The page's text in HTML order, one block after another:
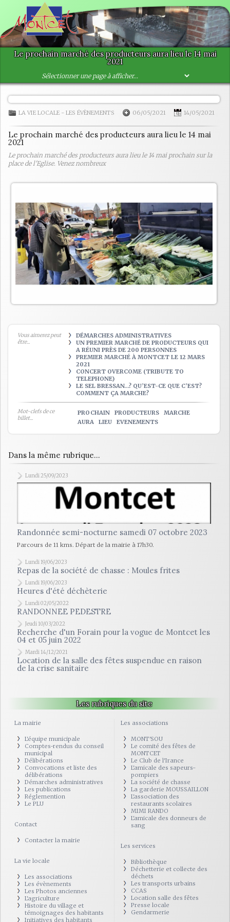
Le prochain marché des producteurs aura lieu le 14 mai
2021
LA VIE LOCALE - LES ÉVÈNEMENTS 06/05/2021 14/05/2021
Le prochain marché des producteurs aura lieu le 14 mai
2021
Le prochain marché des producteurs aura lieu le 14 mai prochain sur la
place de l'Eglise. Venez nombreux
Vous aimerez peut
être...
DÉMARCHES ADMINISTRATIVES
UN PREMIER MARCHÉ DE PRODUCTEURS QUI
A RÉUNI PRÈS DE 200 PERSONNES
PREMIER MARCHÉ À MONTCET LE 12 MARS
2021
CONCERT OVERCOME (TRIBUTE TO
TELEPHONE)
LE SEL BRESSAN…? QU’EST-CE QUE C’EST?
COMMENT ÇA MARCHE?
Mot-clefs de ce
billet...
PROCHAIN PRODUCTEURS
MARCHE
AURA
LIEU EVENEMENTS
Dans la même rubrique...
Lundi 25/09/2023
Randonnée semi-nocturne samedi 07 octobre 2023
Parcours de 11 kms. Départ de la mairie à 17h30.
Lundi 19/06/2023
Repas de la société de chasse : Moules frites
Lundi 19/06/2023
Heures d'été déchèterie
Lundi 02/05/2022
RANDONNEE PEDESTRE
Jeudi 10/03/2022
Recherche d'un Forain pour la vogue de Montcet les
04 et 05 juin 2022
Mardi 14/12/2021
Location de la salle des fêtes suspendue en raison
de la crise sanitaire
Les rubriques du site
La mairie
L'équipe municipale
Comptes-rendus du conseil
municipal
Délibérations
Convocations et liste des
délibérations
Démarches administratives
Les publications
Réglemention
Le PLU
Contact
Contacter la mairie
La vie locale
Les associations
Les évènements
Les Photos anciennes
L'agriculture
Histoire du village et
témoignages des habitants
Initiatives des habitants
Les associations
MONT'SOU
Le comité des fêtes de
MONTCET
Le Club de l'Irance
L'amicale des sapeurs-
pompiers
La société de chasse
La garderie MOUSSAILLON
L'association des
restaurants scolaires
MIMI RANDO
L'amicale des donneurs de
sang
Les services
Bibliothèque
Déchetterie et collecte des
déchets
Les transports urbains
CCAS
Location salle des fêtes
Presse locale
Gendarmerie